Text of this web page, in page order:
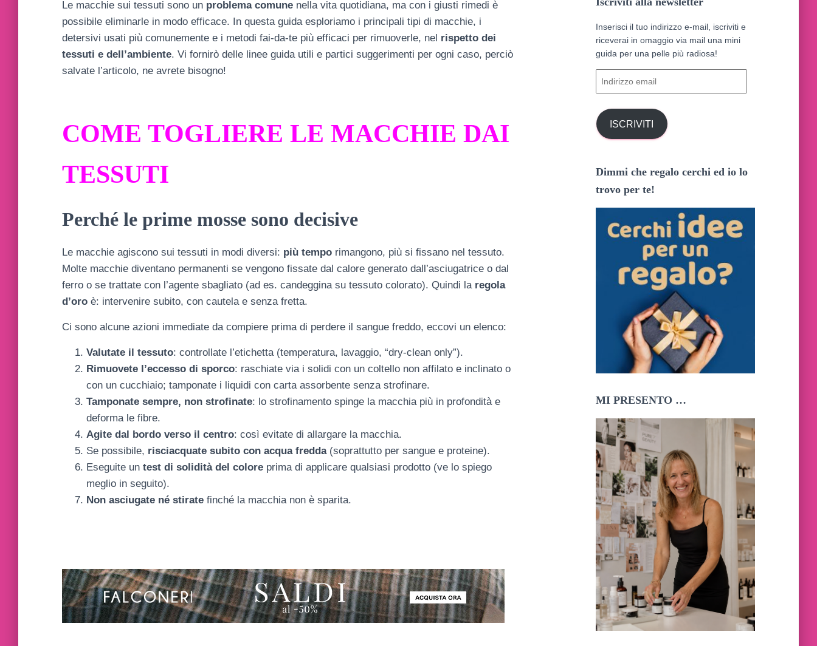
Le macchie sui tessuti sono un problema comune nella vita quotidiana, ma con i giusti rimedi è
possibile eliminarle in modo efficace. In questa guida esploriamo i principali tipi di macchie, i
detersivi usati più comunemente e i metodi fai-da-te più efficaci per rimuoverle, nel rispetto dei
tessuti e dell’ambiente. Vi fornirò delle linee guida utili e partici suggerimenti per ogni caso, perciò
salvate l’articolo, ne avrete bisogno!
COME TOGLIERE LE MACCHIE DAI
TESSUTI
Perché le prime mosse sono decisive
Le macchie agiscono sui tessuti in modi diversi: più tempo rimangono, più si fissano nel tessuto.
Molte macchie diventano permanenti se vengono fissate dal calore generato dall’asciugatrice o dal
ferro o se trattate con l’agente sbagliato (ad es. candeggina su tessuto colorato). Quindi la regola
d’oro è: intervenire subito, con cautela e senza fretta.
Ci sono alcune azioni immediate da compiere prima di perdere il sangue freddo, eccovi un elenco:
Valutate il tessuto: controllate l’etichetta (temperatura, lavaggio, “dry-clean only”).
Rimuovete l’eccesso di sporco: raschiate via i solidi con un coltello non affilato e inclinato o
con un cucchiaio; tamponate i liquidi con carta assorbente senza strofinare.
Tamponate sempre, non strofinate: lo strofinamento spinge la macchia più in profondità e
deforma le fibre.
Agite dal bordo verso il centro: così evitate di allargare la macchia.
Se possibile, risciacquate subito con acqua fredda(soprattutto per sangue e proteine).
Eseguite un test di solidità del colore prima di applicare qualsiasi prodotto (ve lo spiego
meglio in seguito).
Non asciugate né stirate finché la macchia non è sparita.
a
p
Inserisci il tuo indirizzo e-mail, iscriviti e
riceverai in omaggio via mail una mini
guida per una pelle più radiosa!
r
z
e
m
ISCRIVITI
Dimmi che regalo cerchi ed io lo
trovo per te!
MI PRESENTO …